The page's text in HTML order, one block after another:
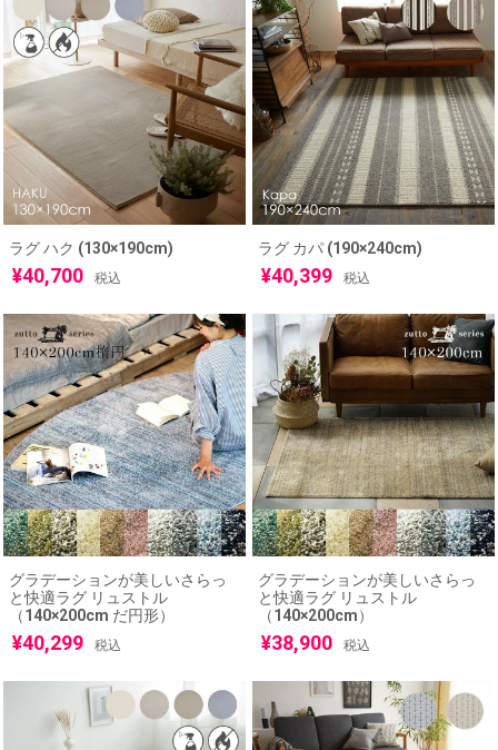
ラグ ハク (130×190cm)
¥40,700 税込
ラグ カパ (190×240cm)
¥40,399 税込
グラデーションが美しいさらっ
と快適ラグ リュストル
（140×200cm だ円形）
¥40,299 税込
グラデーションが美しいさらっ
と快適ラグ リュストル
（140×200cm）
¥38,900 税込